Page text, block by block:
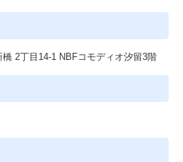
2丁目14-1 NBFコモディオ汐留3階